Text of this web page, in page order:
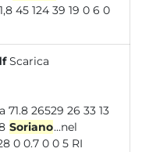
Scarica
Soriano...nel
0 0.7 0 0 5 RI